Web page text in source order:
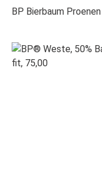
BP Bierbaum Proenen
Bildergalerie